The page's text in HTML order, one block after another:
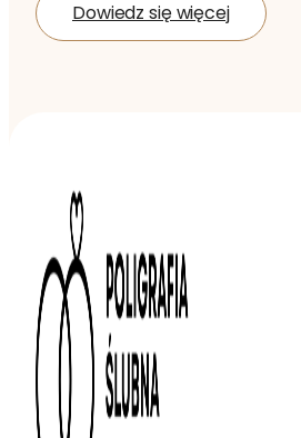
Dowiedz się więcej